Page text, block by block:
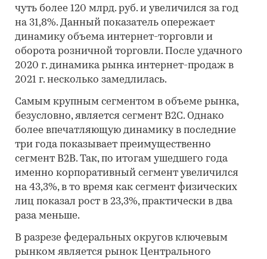
чуть более 120 млрд. руб. и увеличился за год
на 31,8%. Данный показатель опережает
динамику объема интернет-торговли и
оборота розничной торговли. После удачного
2020 г. динамика рынка интернет-продаж в
2021 г. несколько замедлилась.
Самым крупным сегментом в объеме рынка,
безусловно, является сегмент B2C. Однако
более впечатляющую динамику в последние
три года показывает преимущественно
сегмент B2B. Так, по итогам ушедшего года
именно корпоративный сегмент увеличился
на 43,3%, в то время как сегмент физических
лиц показал рост в 23,3%, практически в два
раза меньше.
В разрезе федеральных округов ключевым
рынком является рынок Центрального